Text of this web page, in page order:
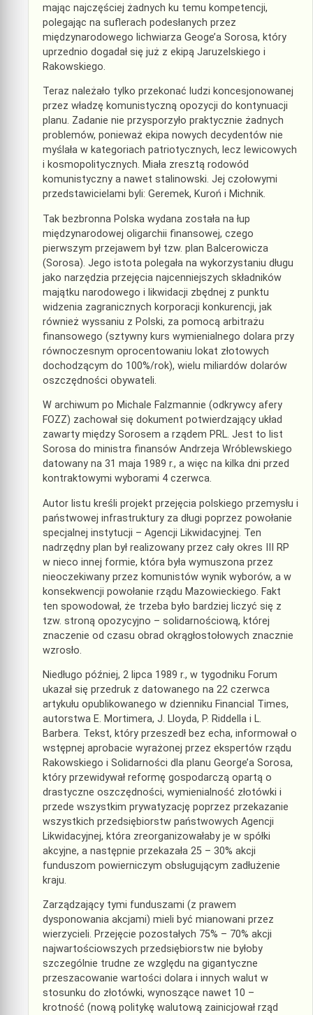
mając najczęściej żadnych ku temu kompetencji,
polegając na suflerach podesłanych przez
międzynarodowego lichwiarza Geoge’a Sorosa, który
uprzednio dogadał się już z ekipą Jaruzelskiego i
Rakowskiego.
Teraz należało tylko przekonać ludzi koncesjonowanej
przez władzę komunistyczną opozycji do kontynuacji
planu. Zadanie nie przysporzyło praktycznie żadnych
problemów, ponieważ ekipa nowych decydentów nie
myślała w kategoriach patriotycznych, lecz lewicowych
i kosmopolitycznych. Miała zresztą rodowód
komunistyczny a nawet stalinowski. Jej czołowymi
przedstawicielami byli: Geremek, Kuroń i Michnik.
Tak bezbronna Polska wydana została na łup
międzynarodowej oligarchii finansowej, czego
pierwszym przejawem był tzw. plan Balcerowicza
(Sorosa). Jego istota polegała na wykorzystaniu długu
jako narzędzia przejęcia najcenniejszych składników
majątku narodowego i likwidacji zbędnej z punktu
widzenia zagranicznych korporacji konkurencji, jak
również wyssaniu z Polski, za pomocą arbitrażu
finansowego (sztywny kurs wymienialnego dolara przy
równoczesnym oprocentowaniu lokat złotowych
dochodzącym do 100%/rok), wielu miliardów dolarów
oszczędności obywateli.
W archiwum po Michale Falzmannie (odkrywcy afery
FOZZ) zachował się dokument potwierdzający układ
zawarty między Sorosem a rządem PRL. Jest to list
Sorosa do ministra finansów Andrzeja Wróblewskiego
datowany na 31 maja 1989 r., a więc na kilka dni przed
kontraktowymi wyborami 4 czerwca.
Autor listu kreśli projekt przejęcia polskiego przemysłu i
państwowej infrastruktury za długi poprzez powołanie
specjalnej instytucji – Agencji Likwidacyjnej. Ten
nadrzędny plan był realizowany przez cały okres III RP
w nieco innej formie, która była wymuszona przez
nieoczekiwany przez komunistów wynik wyborów, a w
konsekwencji powołanie rządu Mazowieckiego. Fakt
ten spowodował, że trzeba było bardziej liczyć się z
tzw. stroną opozycyjno – solidarnościową, której
znaczenie od czasu obrad okrągłostołowych znacznie
wzrosło.
Niedługo później, 2 lipca 1989 r., w tygodniku Forum
ukazał się przedruk z datowanego na 22 czerwca
artykułu opublikowanego w dzienniku Financial Times,
autorstwa E. Mortimera, J. Lloyda, P. Riddella i L.
Barbera. Tekst, który przeszedł bez echa, informował o
wstępnej aprobacie wyrażonej przez ekspertów rządu
Rakowskiego i Solidarności dla planu George’a Sorosa,
który przewidywał reformę gospodarczą opartą o
drastyczne oszczędności, wymienialność złotówki i
przede wszystkim prywatyzację poprzez przekazanie
wszystkich przedsiębiorstw państwowych Agencji
Likwidacyjnej, która zreorganizowałaby je w spółki
akcyjne, a następnie przekazała 25 – 30% akcji
funduszom powierniczym obsługującym zadłużenie
kraju.
Zarządzający tymi funduszami (z prawem
dysponowania akcjami) mieli być mianowani przez
wierzycieli. Przejęcie pozostałych 75% – 70% akcji
najwartościowszych przedsiębiorstw nie byłoby
szczególnie trudne ze względu na gigantyczne
przeszacowanie wartości dolara i innych walut w
stosunku do złotówki, wynoszące nawet 10 –
krotność (nową politykę walutową zainicjował rząd